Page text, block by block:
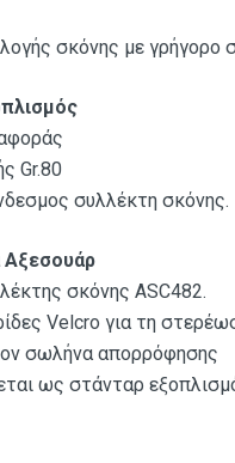
σκόνης με γρήγορο
Gr.80
συλλέκτη σκόνης.
Αξεσουάρ
σκόνης ASC482.
Velcro για τη
σωλήνα απορρόφησης
ως στάνταρ